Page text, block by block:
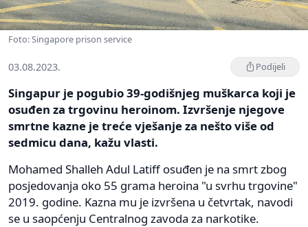
Foto: Singapore prison service
03.08.2023. Podijeli
Singapur je pogubio 39-godišnjeg muškarca koji je
osuđen za trgovinu heroinom. Izvršenje njegove
smrtne kazne je treće vješanje za nešto više od
sedmicu dana, kažu vlasti.
Mohamed Shalleh Adul Latiff osuđen je na smrt zbog
posjedovanja oko 55 grama heroina "u svrhu trgovine"
2019. godine. Kazna mu je izvršena u četvrtak, navodi
se u saopćenju Centralnog zavoda za narkotike.